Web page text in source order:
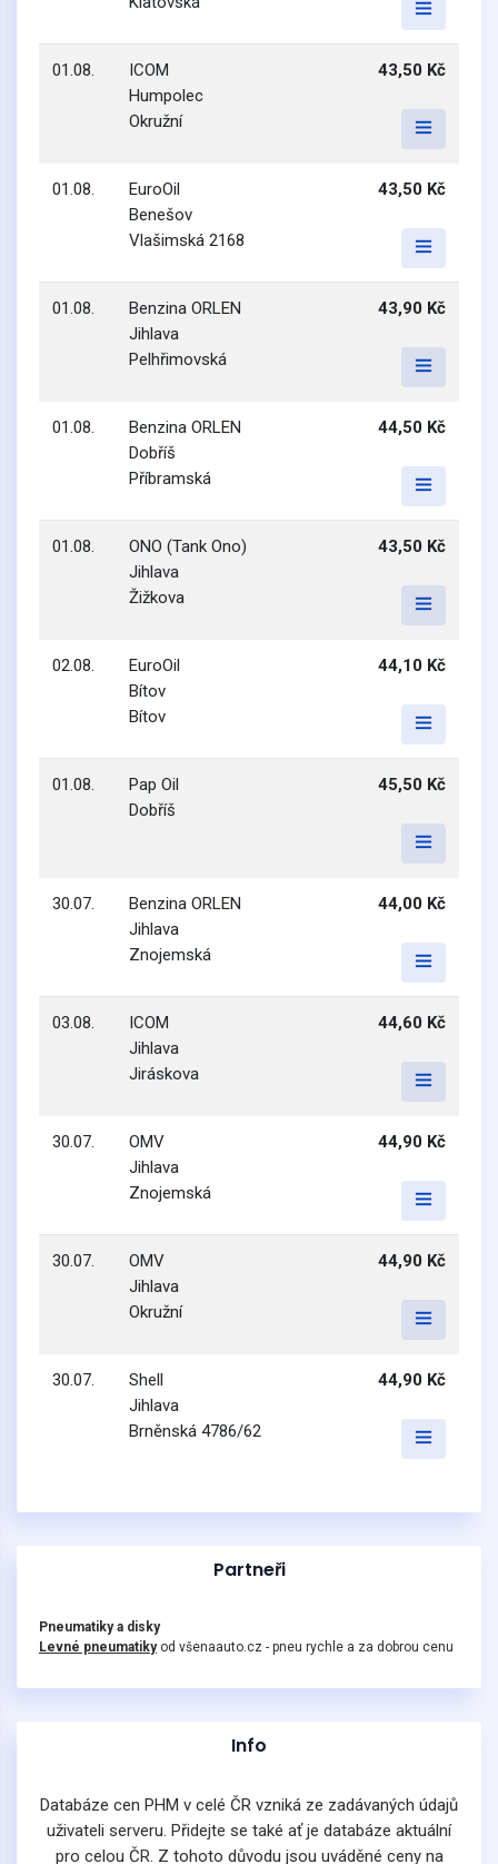
01.08.
ICOM
Humpolec
Okružní
43,50 Kč
01.08.
EuroOil
Benešov
Vlašimská 2168
43,50 Kč
01.08.
Benzina ORLEN
Jihlava
Pelhřimovská
43,90 Kč
01.08.
Benzina ORLEN
Dobříš
Příbramská
44,50 Kč
01.08.
ONO (Tank Ono)
Jihlava
Žižkova
43,50 Kč
02.08.
EuroOil
Bítov
Bítov
44,10 Kč
01.08.
Pap Oil
Dobříš
45,50 Kč
30.07.
Benzina ORLEN
Jihlava
Znojemská
44,00 Kč
03.08.
ICOM
Jihlava
Jiráskova
44,60 Kč
30.07.
OMV
Jihlava
Znojemská
44,90 Kč
30.07.
OMV
Jihlava
Okružní
44,90 Kč
30.07.
Shell
Jihlava
Brněnská 4786/62
44,90 Kč
Partneři
Pneumatiky a disky
Levné pneumatikyod všenaauto.cz - pneu rychle a za dobrou cenu
Info
Databáze cen PHM v celé ČR vzniká ze zadávaných údajů
uživateli serveru. Přidejte se také ať je databáze aktuální
pro celou ČR. Z tohoto důvodu jsou uváděné ceny na